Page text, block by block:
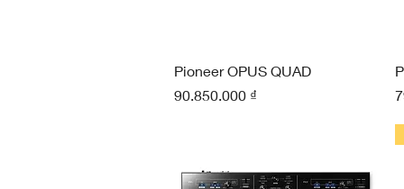
Xem nhanh
Pioneer OPUS QUAD
Giá
90.850.000 ₫